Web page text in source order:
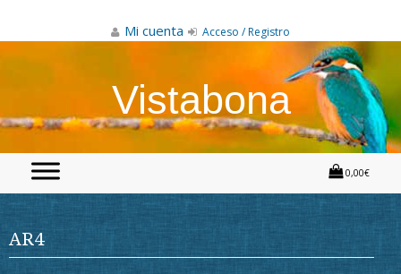
Mi cuenta Acceso / Registro
Vistabona
0,00€
AR4